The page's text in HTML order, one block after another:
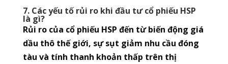
7. Các yếu tố rủi ro khi đầu tư cổ phiếu HSP
là gì?
Rủi ro của cổ phiếu HSP đến từ biến động giá
dầu thô thế giới, sự sụt giảm nhu cầu đóng
tàu và tính thanh khoản thấp trên thị